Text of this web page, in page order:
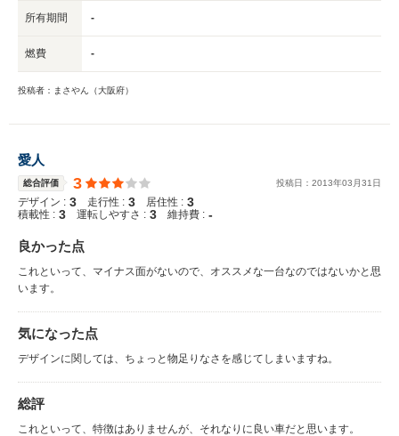
所有期間 -
燃費 -
投稿者：まさやん（大阪府）
愛人
総合評価 3 投稿日： 2013年03 月31 日
デザイン : 3 走行性 : 3 居住性 : 3
積載性 : 3 運転しやすさ : 3 維持費 : -
良かった点
これといって、マイナス面がないので、オススメな一台なのではないかと思
います。
気になった点
デザインに関しては、ちょっと物足りなさを感じてしまいますね。
総評
これといって、特徴はありませんが、それなりに良い車だと思います。